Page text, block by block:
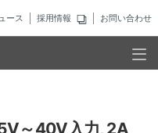
ース 採用情報 お問い合わせ
～40V入力, 2A